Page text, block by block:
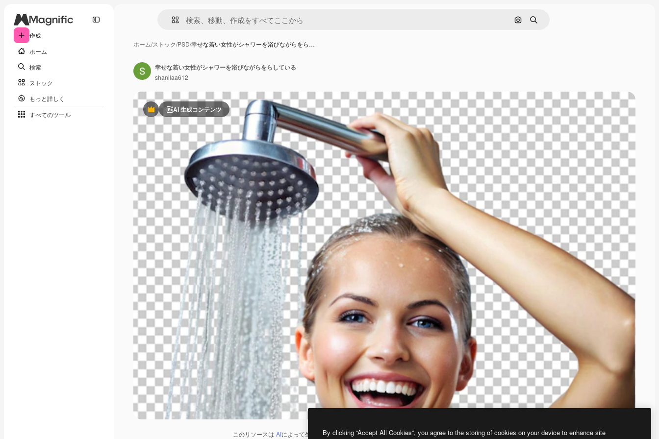
作成
ホーム
検索
ストック
もっと詳しく
すべてのツール
画像で検索
検索
ホーム/ストック/PSD/幸せな若い女性がシャワーを浴びながらをら…
PremiumAI 生成コンテンツ
このリソースは AIによって生成されたものです。 AI画像生成ツールを使うと、あなた独自の画像を作成できます。
幸せな若い女性がシャワーを浴びながらをらしている
shanilaa612
By clicking “Accept All Cookies”, you agree to the storing of cookies on your device to enhance site